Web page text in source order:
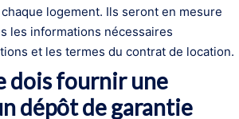
logement. Ils seront en mesure
les informations nécessaires
et les termes du contrat de location.
dois fournir une
dépôt de garantie